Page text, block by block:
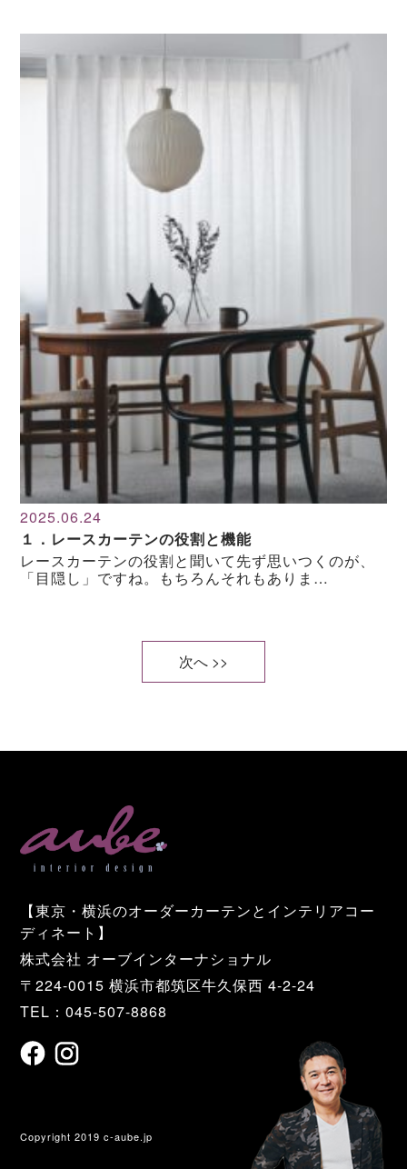
2025.06.24
１．レースカーテンの役割と機能
レースカーテンの役割と聞いて先ず思いつくのが、
「目隠し」ですね。もちろんそれもありま…
次へ >>
【東京・横浜のオーダーカーテンとインテリアコー
ディネート】
株式会社 オーブインターナショナル
〒224-0015 横浜市都筑区牛久保西 4-2-24
TEL：045-507-8868
Copyright 2019 c-aube.jp